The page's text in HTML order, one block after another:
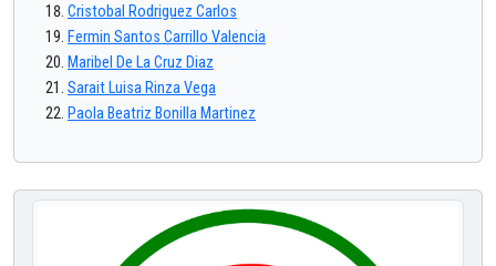
Cristobal Rodriguez Carlos
Fermin Santos Carrillo Valencia
Maribel De La Cruz Diaz
Sarait Luisa Rinza Vega
Paola Beatriz Bonilla Martinez